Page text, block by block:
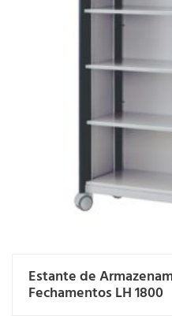
Estante de
Fechamentos LH 1800